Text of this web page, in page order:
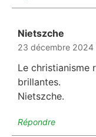
Nietszche
23 décembre 2024
Le christianisme
brillantes.
Nietszche.
Répondre